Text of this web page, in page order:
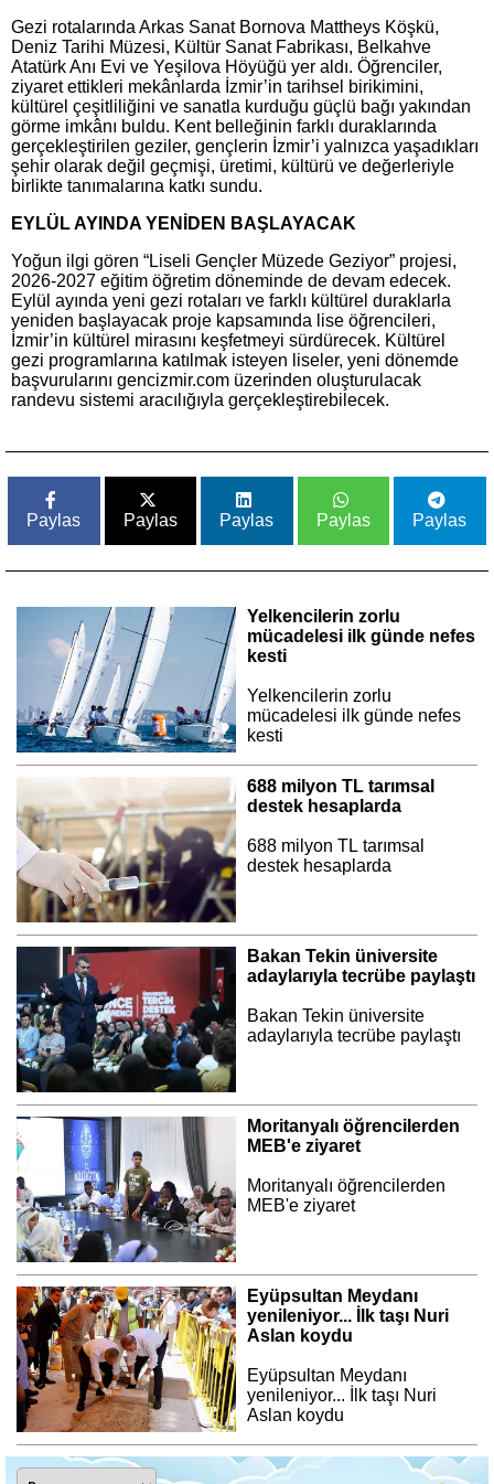
Gezi rotalarında Arkas Sanat Bornova Mattheys Köşkü,
Deniz Tarihi Müzesi, Kültür Sanat Fabrikası, Belkahve
Atatürk Anı Evi ve Yeşilova Höyüğü yer aldı. Öğrenciler,
ziyaret ettikleri mekânlarda İzmir’in tarihsel birikimini,
kültürel çeşitliliğini ve sanatla kurduğu güçlü bağı yakından
görme imkânı buldu. Kent belleğinin farklı duraklarında
gerçekleştirilen geziler, gençlerin İzmir’i yalnızca yaşadıkları
şehir olarak değil geçmişi, üretimi, kültürü ve değerleriyle
birlikte tanımalarına katkı sundu.
EYLÜL AYINDA YENİDEN BAŞLAYACAK
Yoğun ilgi gören “Liseli Gençler Müzede Geziyor” projesi,
2026-2027 eğitim öğretim döneminde de devam edecek.
Eylül ayında yeni gezi rotaları ve farklı kültürel duraklarla
yeniden başlayacak proje kapsamında lise öğrencileri,
İzmir’in kültürel mirasını keşfetmeyi sürdürecek. Kültürel
gezi programlarına katılmak isteyen liseler, yeni dönemde
başvurularını gencizmir.com üzerinden oluşturulacak
randevu sistemi aracılığıyla gerçekleştirebilecek.
Paylas Paylas Paylas Paylas Paylas
Yelkencilerin zorlu
mücadelesi ilk günde nefes
kesti
Yelkencilerin zorlu
mücadelesi ilk günde nefes
kesti
688 milyon TL tarımsal
destek hesaplarda
688 milyon TL tarımsal
destek hesaplarda
Bakan Tekin üniversite
adaylarıyla tecrübe paylaştı
Bakan Tekin üniversite
adaylarıyla tecrübe paylaştı
Moritanyalı öğrencilerden
MEB'e ziyaret
Moritanyalı öğrencilerden
MEB'e ziyaret
Eyüpsultan Meydanı
yenileniyor... İlk taşı Nuri
Aslan koydu
Eyüpsultan Meydanı
yenileniyor... İlk taşı Nuri
Aslan koydu